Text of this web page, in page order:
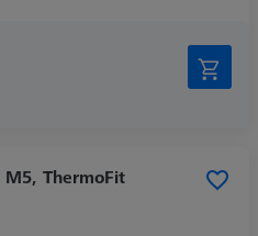
ThermoFit